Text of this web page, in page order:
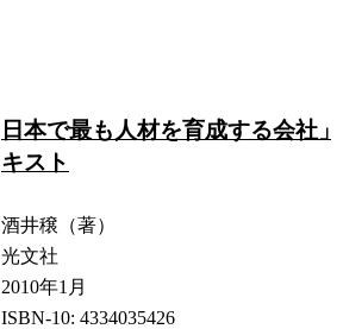
日本で最も人材を育成する会社
キスト
酒井穣（著）
光文社
2010年1月
ISBN-10: 4334035426